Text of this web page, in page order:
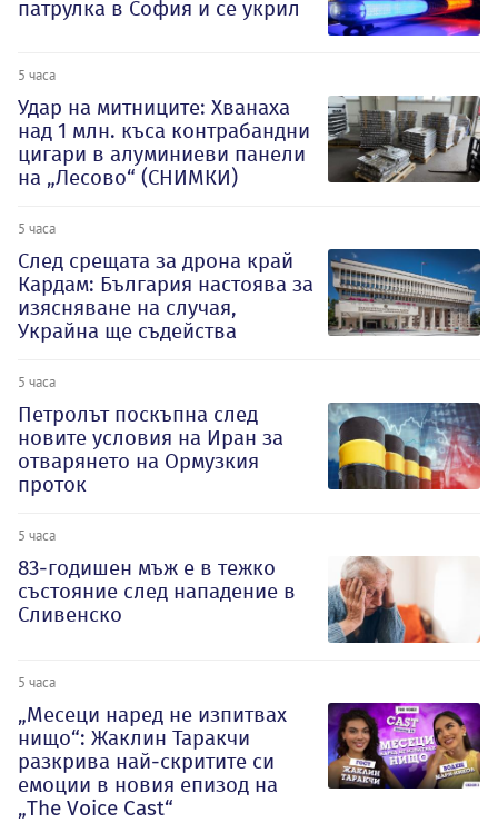
патрулка в София и се укрил
5 часа
Удар на митниците: Хванаха
над 1 млн. къса контрабандни
цигари в алуминиеви панели
на „Лесово“ (СНИМКИ)
5 часа
След срещата за дрона край
Кардам: България настоява за
изясняване на случая,
Украйна ще съдейства
5 часа
Петролът поскъпна след
новите условия на Иран за
отварянето на Ормузкия
проток
5 часа
83-годишен мъж е в тежко
състояние след нападение в
Сливенско
5 часа
„Месеци наред не изпитвах
нищо“: Жаклин Таракчи
разкрива най-скритите си
емоции в новия епизод на
„The Voice Cast“